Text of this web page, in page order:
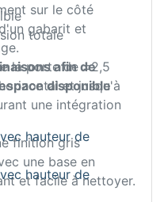
sur le côté
gabarit et
la porte de ±2,5
et jusqu'à
une intégration
finition gris
une base en
et facile à nettoyer.
totale
afin de
disponible
hauteur de
hauteur de